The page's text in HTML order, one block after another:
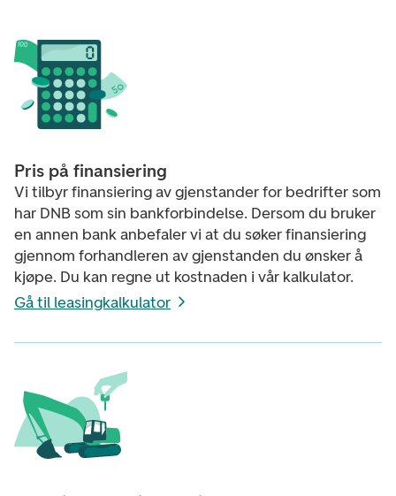
Pris på finansiering
Vi tilbyr finansiering av gjenstander for bedrifter som
har DNB som sin bankforbindelse. Dersom du bruker
en annen bank anbefaler vi at du søker finansiering
gjennom forhandleren av gjenstanden du ønsker å
kjøpe. Du kan regne ut kostnaden i vår kalkulator.
Gå til leasingkalkulator